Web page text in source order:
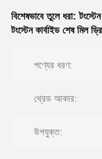
বিশেষভাবে তুলে ধরা:
টংস্টেন কার্বাইড শেষ মিল
পণ্যের ধরণ:
থ্রেড আকার:
উপযুক্ত: